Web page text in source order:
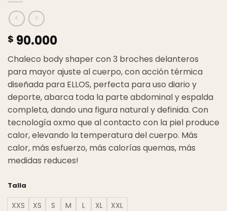
$ 90.000
Chaleco body shaper con 3 broches delanteros
para mayor ajuste al cuerpo, con acción térmica
diseñada para ELLOS, perfecta para uso diario y
deporte, abarca toda la parte abdominal y espalda
completa, dando una figura natural y definida. Con
tecnología oxmo que al contacto con la piel produce
calor, elevando la temperatura del cuerpo. Más
calor, más esfuerzo, más calorías quemas, más
medidas reduces!
Talla
XXS XS S M L XL XXL